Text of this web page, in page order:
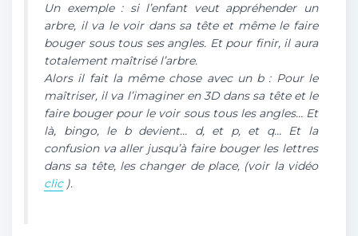
Un exemple : si l’enfant veut appréhender un
arbre, il va le voir dans sa tête et même le faire
bouger sous tous ses angles. Et pour finir, il aura
totalement maîtrisé l’arbre.
Alors il fait la même chose avec un b : Pour le
maîtriser, il va l’imaginer en 3D dans sa tête et le
faire bouger pour le voir sous tous les angles… Et
là, bingo, le b devient… d, et p, et q… Et la
confusion va aller jusqu’à faire bouger les lettres
dans sa tête, les changer de place, (voir la vidéo
clic).